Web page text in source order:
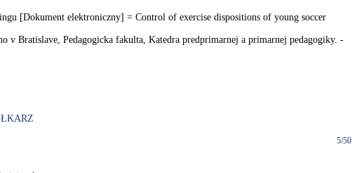
[Dokument elektroniczny] = Control of exercise dispositions of young soccer
Bratislave, Pedagogicka fakulta, Katedra predprimarnej a primarnej pedagogiky. -
5/50